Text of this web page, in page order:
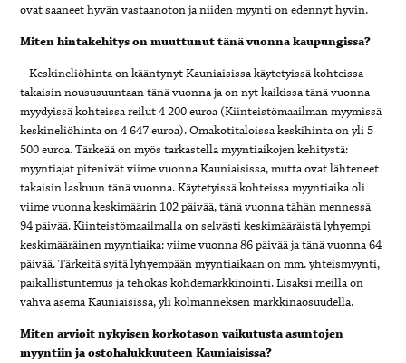
ovat saaneet hyvän vastaanoton ja niiden myynti on edennyt hyvin.
Miten hintakehitys on muuttunut tänä vuonna kaupungissa?
– Keskineliöhinta on kääntynyt Kauniaisissa käytetyissä kohteissa
takaisin noususuuntaan tänä vuonna ja on nyt kaikissa tänä vuonna
myydyissä kohteissa reilut 4 200 euroa (Kiinteistömaailman myymissä
keskineliöhinta on 4 647 euroa). Omakotitaloissa keskihinta on yli 5
500 euroa. Tärkeää on myös tarkastella myyntiaikojen kehitystä:
myyntiajat pitenivät viime vuonna Kauniaisissa, mutta ovat lähteneet
takaisin laskuun tänä vuonna. Käytetyissä kohteissa myyntiaika oli
viime vuonna keskimäärin 102 päivää, tänä vuonna tähän mennessä
94 päivää. Kiinteistömaailmalla on selvästi keskimääräistä lyhyempi
keskimääräinen myyntiaika: viime vuonna 86 päivää ja tänä vuonna 64
päivää. Tärkeitä syitä lyhyempään myyntiaikaan on mm. yhteismyynti,
paikallistuntemus ja tehokas kohdemarkkinointi. Lisäksi meillä on
vahva asema Kauniaisissa, yli kolmanneksen markkinaosuudella.
Miten arvioit nykyisen korkotason vaikutusta asuntojen
myyntiin ja ostohalukkuuteen Kauniaisissa?